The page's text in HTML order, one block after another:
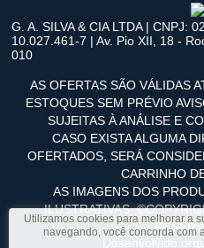
Utilizamos cookies para melhorar a
navegando, você concorda com
G. A. SILVA & CIA LTDA | CNPJ:
10.027.461-7 | Av. Pio XII, 18 -
010
AS OFERTAS SÃO VÁLIDAS
ESTOQUES SEM PRÉVIO
SUJEITAS À ANÁLISE E
CASO EXISTA ALGUMA
OFERTADOS, SERÁ
CARRINHO
AS IMAGENS DOS
ILUSTRATIVAS.